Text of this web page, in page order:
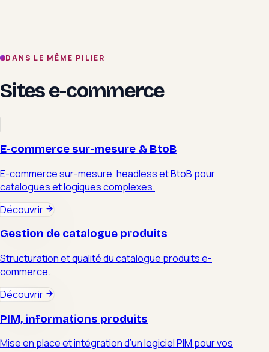
DANS LE MÊME PILIER
Sites e-commerce
E-commerce sur-mesure & BtoB
E-commerce sur-mesure, headless et BtoB pour
catalogues et logiques complexes.
Découvrir
Gestion de catalogue produits
Structuration et qualité du catalogue produits e-
commerce.
Découvrir
PIM, informations produits
Mise en place et intégration d’un logiciel PIM pour vos